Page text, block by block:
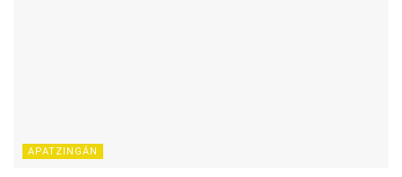
APATZINGÁN